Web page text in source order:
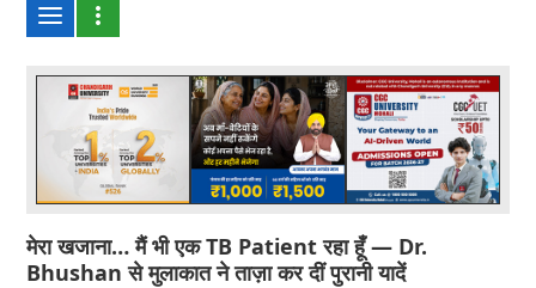
मेरा खजाना… मैं भी एक TB Patient रहा हूँ — Dr.
Bhushan से मुलाकात ने ताज़ा कर दीं पुरानी यादें